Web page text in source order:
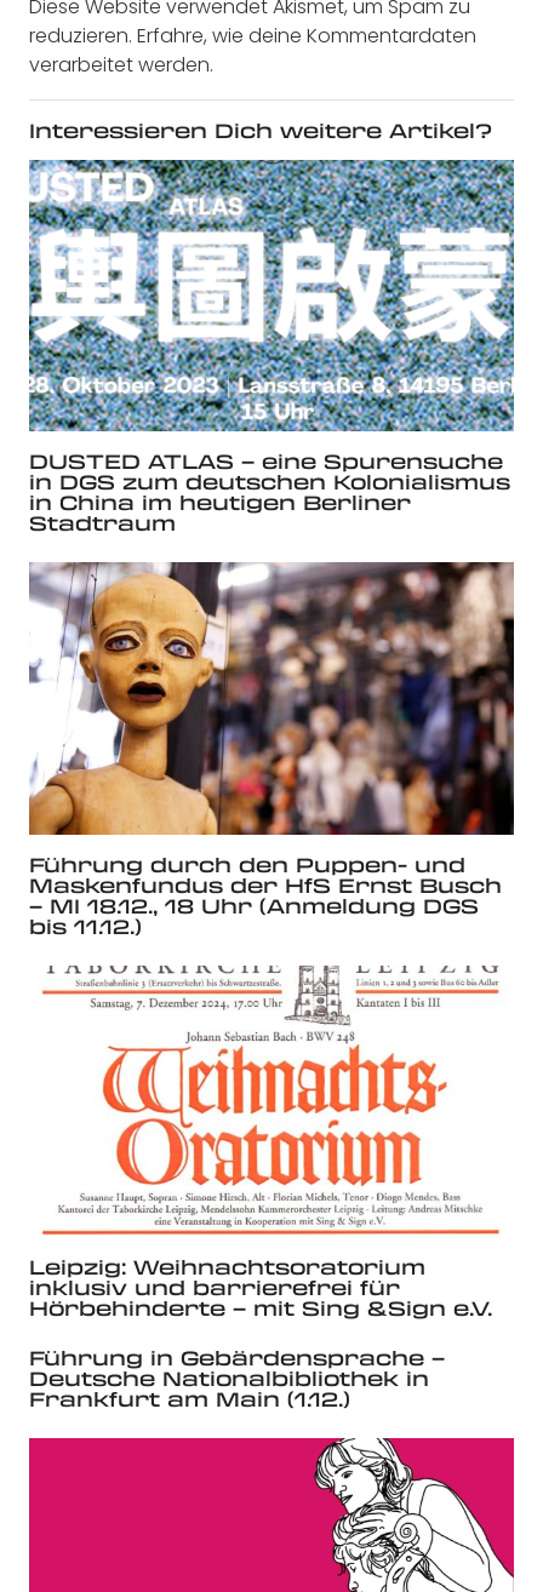
Diese Website verwendet Akismet, um Spam zu
reduzieren. Erfahre, wie deine Kommentardaten
verarbeitet werden.
Interessieren Dich weitere Artikel?
DUSTED ATLAS – eine Spurensuche
in DGS zum deutschen Kolonialismus
in China im heutigen Berliner
Stadtraum
Führung durch den Puppen- und
Maskenfundus der HfS Ernst Busch
– MI 18.12., 18 Uhr (Anmeldung DGS
bis 11.12.)
Leipzig: Weihnachtsoratorium
inklusiv und barrierefrei für
Hörbehinderte – mit Sing &Sign e.V.
Führung in Gebärdensprache –
Deutsche Nationalbibliothek in
Frankfurt am Main (1.12.)